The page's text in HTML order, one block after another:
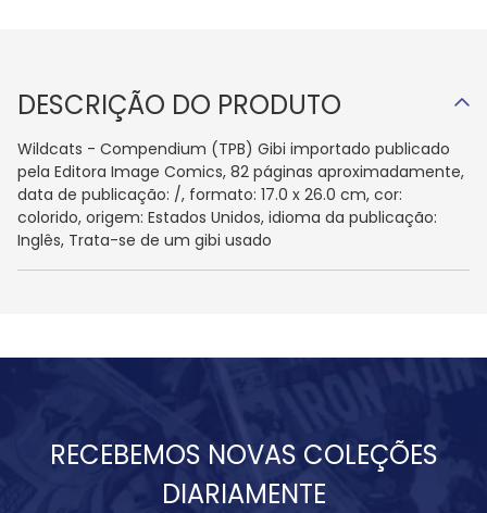
DESCRIÇÃO DO PRODUTO
Wildcats - Compendium (TPB) Gibi importado publicado
pela Editora Image Comics, 82 páginas aproximadamente,
data de publicação: /, formato: 17.0 x 26.0 cm, cor:
colorido, origem: Estados Unidos, idioma da publicação:
Inglês, Trata-se de um gibi usado
RECEBEMOS NOVAS COLEÇÕES
DIARIAMENTE